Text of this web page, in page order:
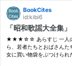
BookCites
id:kibi6
「昭和歌謡大全
★★★☆☆ あらすじ 一人の
ら、若者たちとおばさん
女に買い物袋をぶつけられ